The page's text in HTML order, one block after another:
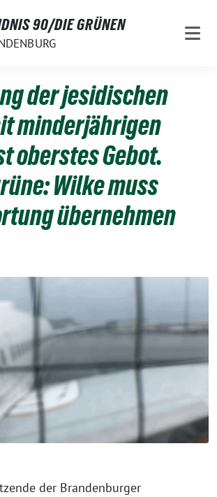
90/DIE GRÜNEN
der jesidischen
minderjährigen
oberstes Gebot.
Wilke muss
übernehmen
der Brandenburger